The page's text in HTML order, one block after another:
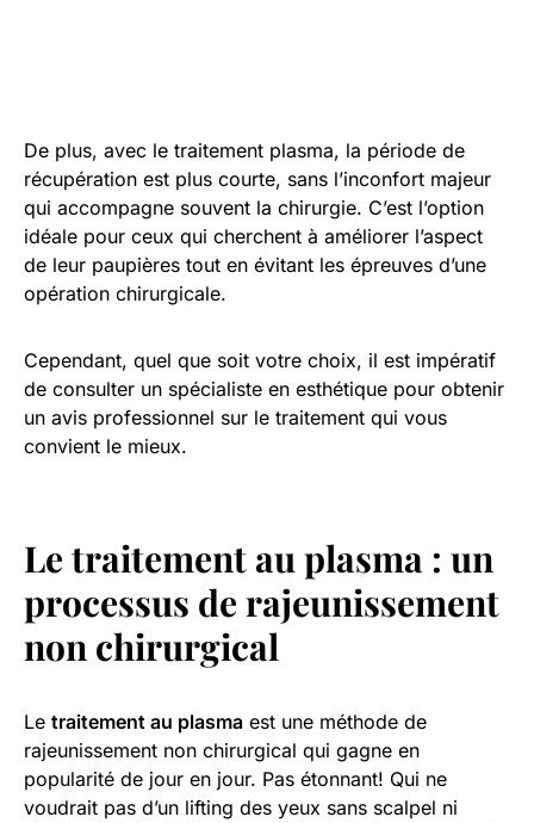
De plus, avec le traitement plasma, la période de
récupération est plus courte, sans l’inconfort majeur
qui accompagne souvent la chirurgie. C’est l’option
idéale pour ceux qui cherchent à améliorer l’aspect
de leur paupières tout en évitant les épreuves d’une
opération chirurgicale.
Cependant, quel que soit votre choix, il est impératif
de consulter un spécialiste en esthétique pour obtenir
un avis professionnel sur le traitement qui vous
convient le mieux.
Le traitement au plasma : un
processus de rajeunissement
non chirurgical
Le traitement au plasma est une méthode de
rajeunissement non chirurgical qui gagne en
popularité de jour en jour. Pas étonnant! Qui ne
voudrait pas d’un lifting des yeux sans scalpel ni